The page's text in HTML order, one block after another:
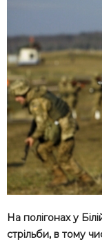
На полігонах у
стрільби, в тому